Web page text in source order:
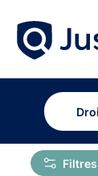
Filtres